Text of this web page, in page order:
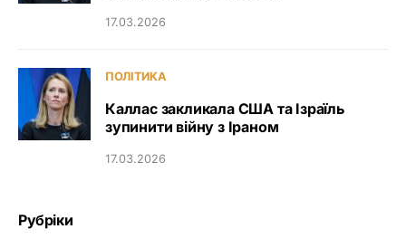
17.03.2026
ПОЛІТИКА
Каллас закликала США та Ізраїль
зупинити війну з Іраном
17.03.2026
Рубріки